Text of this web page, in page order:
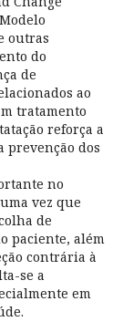
outras
do
de
ao
tratamento
reforça a
prevenção dos
no
vez que
de
paciente, além
contrária à
se a
em